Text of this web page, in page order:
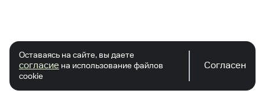
Оставаясь на сайте, вы даете
согласие на использование файлов
cookie
Согласен